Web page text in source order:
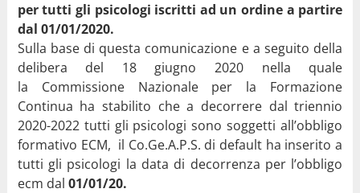
per tutti gli psicologi iscritti ad un ordine a partire
dal 01/01/2020.
Sulla base di questa comunicazione e a seguito della
delibera del 18 giugno 2020 nella quale
la Commissione Nazionale per la Formazione
Continua ha stabilito che a decorrere dal triennio
2020-2022 tutti gli psicologi sono soggetti all’obbligo
formativo ECM, il Co.Ge.A.P.S. di default ha inserito a
tutti gli psicologi la data di decorrenza per l’obbligo
ecm dal 01/01/20.